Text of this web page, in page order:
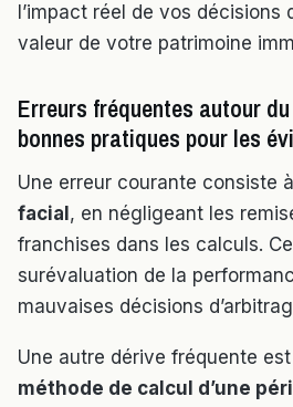
l’impact réel de vos décisions
valeur de votre patrimoine
Erreurs fréquentes autour
bonnes pratiques pour les
Une erreur courante consiste à
facial , en négligeant les
franchises dans les calculs.
surévaluation de la
mauvaises décisions
Une autre dérive fréquente
méthode de calcul d’une